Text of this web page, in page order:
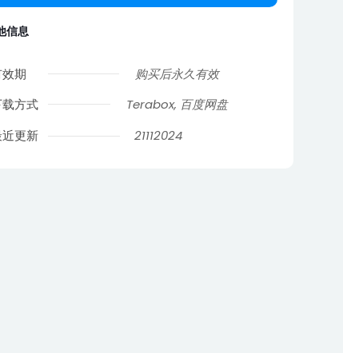
信息
期
购买后永久有效
方式
Terabox, 百度网盘
更新
21112024